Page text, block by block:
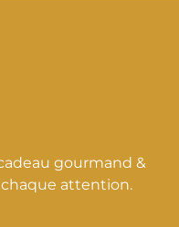
gourmand &
attention.